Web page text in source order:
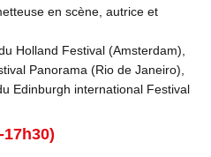
en scène, autrice et
Holland Festival (Amsterdam),
Panorama (Rio de Janeiro),
Edinburgh international Festival